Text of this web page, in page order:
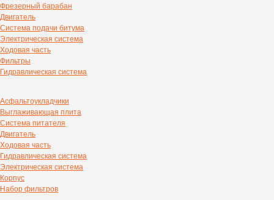
Фрезерный барабан
Двигатель
Система подачи битума
Электрическая система
Ходовая часть
Фильтры
Гидравлическая система
Асфальтоукладчики
Выглаживающая плита
Система питателя
Двигатель
Ходовая часть
Гидравлическая система
Электрическая система
Корпус
Набор фильтров